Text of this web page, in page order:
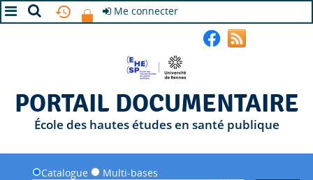
Me connecter
PORTAIL DOCUMENTAIRE
École des hautes études en santé publique
Catalogue Multi-bases